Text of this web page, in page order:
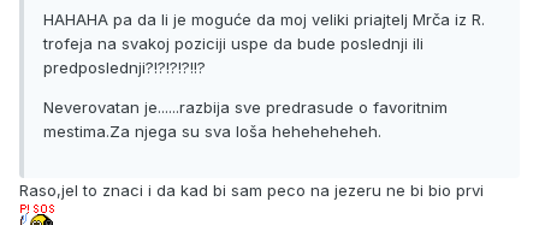
HAHAHA pa da li je moguće da moj veliki priajtelj Mrča iz R.
trofeja na svakoj poziciji uspe da bude poslednji ili
predposlednji?!?!?!?!!?
Neverovatan je......razbija sve predrasude o favoritnim
mestima.Za njega su sva loša heheheheheh.
Raso,jel to znaci i da kad bi sam peco na jezeru ne bi bio prvi